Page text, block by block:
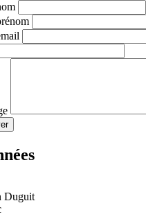
Duguit